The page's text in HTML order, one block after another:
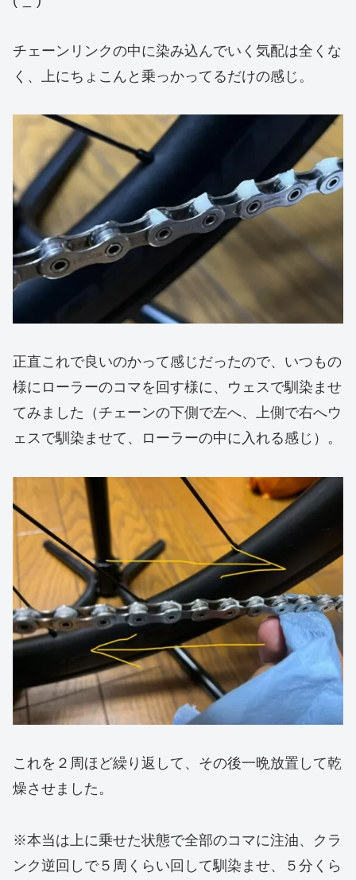
チェーンリンクの中に染み込んでいく気配は全くな
く、上にちょこんと乗っかってるだけの感じ。
正直これで良いのかって感じだったので、いつもの
様にローラーのコマを回す様に、ウェスで馴染ませ
てみました（チェーンの下側で左へ、上側で右へウ
ェスで馴染ませて、ローラーの中に入れる感じ）。
これを２周ほど繰り返して、その後一晩放置して乾
燥させました。
※本当は上に乗せた状態で全部のコマに注油、クラ
ンク逆回しで５周くらい回して馴染ませ、５分くら